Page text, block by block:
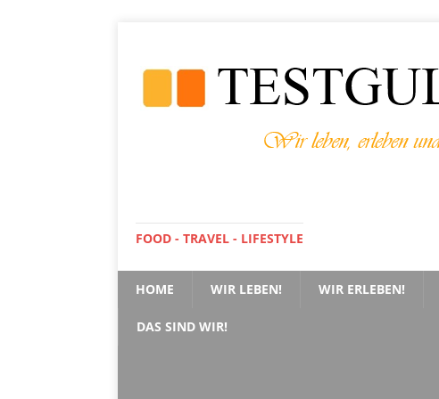
FOOD - TRAVEL - LIFESTYLE
HOME WIR LEBEN! WIR ERLEBEN!
DAS SIND WIR!